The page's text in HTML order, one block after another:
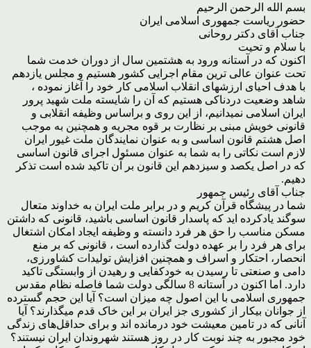
بسم الله الرحمن الرحیم
حضور ریاست جمهوری اسلامی ایران
جناب آقای دکتر روحانی
با سلام و تحیت
اکنون که در آستانه ورود به هشتمین سال از دوران خدمت شما
تحت عنوان عالی ترین مقام اجرایی کشور هستیم و مجلس یازدهم
با هدف احیای ارزشهای انقلاب اسلامی کار خود را آغاز نموده ،
شاهد وضعیت دردناکی هستیم که آن را شایسته ملت شهید پرور
ایران اسلامی نمیدانیم، از این روی و براساس وظیفه انقلابی و
قانونی خویش مبنی بر نظارت بر قوه مجریه و همچنین به موجب
اصل هشتم قانون اساسی و به عنوان نمایندگان ملت غیور ایران
لازم است نکاتی را به شما به عنوان مسئول اجرای قانون اساسی
که در اصل یکصد و سیزدهم این قانون بر آن تاکید شده است تذکر
دهیم.
جناب آقای رئیس جمهور
شما در پیشگاه قرآن کریم و در برابر ملت ایران به خداوند متعال
سوگند یادکرده اید که پاسدار قانون اساسی باشید، قانونی که داشتن
مسکن مناسب را حق هر فرد دانسته و وظیفه ایجاد امکان اشتغال
برای هر فرد را بر عهده دولت گذارده است ، قانونی که بر منع
انحصار، احتکار و اسراف و همچنین افزایش تولیدات کشاورزی،
دامی و صنعتی تا رسیدن به خودکفایی و رهیدن از وابستگی تاکید
دارد. اما اکنون در آستانه 8 سالگی دولت شما فاصله نظام مقدس
جمهوری اسلامی با این اصول چه میزان است؟ آیا این حجم گسترده
از جوانان بیکار از کشوری جز ایران بر این خاک قدم میگذارند؟ آیا
آنانی که در تامین معیشت خود درمانده اند و برای حداقل‌های زندگی
خود مجبور به چند نوبت کار در روز هستند شهروندان ایران نیستند؟